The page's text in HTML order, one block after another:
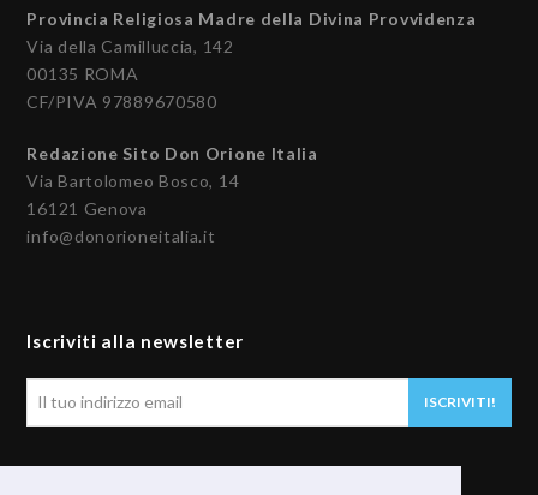
Provincia Religiosa Madre della Divina Provvidenza
Via della Camilluccia, 142
00135 ROMA
CF/PIVA 97889670580
Redazione Sito Don Orione Italia
Via Bartolomeo Bosco, 14
16121 Genova
info@donorioneitalia.it
Iscriviti alla newsletter
ISCRIVITI!